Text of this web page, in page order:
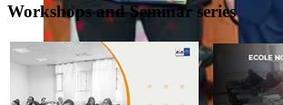
Workshops and Seminar series